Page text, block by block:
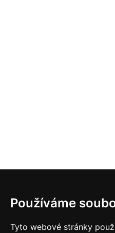
Používáme
Tyto webové stránky